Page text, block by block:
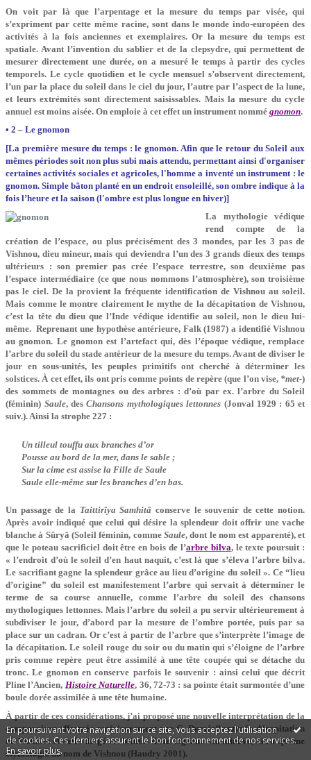
En poursuivant votre navigation sur ce site, vous acceptez l'utilisation
de cookies. Ces derniers assurent le bon fonctionnement de nos services.
En savoir plus.
On voit par là que l’arpentage et la mesure du temps par visée, qui
s’expriment par cette même racine, sont dans le monde indo-européen des
activités à la fois anciennes et exemplaires. Or la mesure du temps est
spatiale. Avant l’invention du sablier et de la clepsydre, qui permettent de
mesurer directement une durée, on a mesuré le temps à partir des cycles
temporels. Le cycle quotidien et le cycle mensuel s’observent directement,
l’un par la place du soleil dans le ciel du jour, l’autre par l’aspect de la lune,
et leurs extrémités sont directement saisissables. Mais la mesure du cycle
annuel est moins aisée. On emploie à cet effet un instrument nommégnomon.
• 2 – Le gnomon
[La première mesure du temps : le gnomon. Afin que le retour du Soleil aux
mêmes périodes soit non plus subi mais attendu, permettant ainsi d'organiser
certaines activités sociales et agricoles, l'homme a inventé un instrument : le
gnomon. Simple bâton planté en un endroit ensoleillé, son ombre indique à la
fois l’heure et la saison (l'ombre est plus longue en hiver)]
La mythologie védique
rend compte de la
création de l’espace, ou plus précisément des 3 mondes, par les 3 pas de
Vishnou, dieu mineur, mais qui deviendra l’un des 3 grands dieux des temps
ultérieurs : son premier pas crée l’espace terrestre, son deuxième pas
l’espace intermédiaire (ce que nous nommons l’atmosphère), son troisième
pas le ciel. De la provient la fréquente identification de Vishnou au soleil.
Mais comme le montre clairement le mythe de la décapitation de Vishnou,
c’est la tête du dieu que l’Inde védique identifie au soleil, non le dieu lui-
même. Reprenant une hypothèse antérieure, Falk (1987) a identifié Vishnou
au gnomon. Le gnomon est l’artefact qui, dès l’époque védique, remplace
l’arbre du soleil du stade antérieur de la mesure du temps. Avant de diviser le
jour en sous-unités, les peuples primitifs ont cherché à déterminer les
solstices. À cet effet, ils ont pris comme points de repère (que l’on vise, *met-)
des sommets de montagnes ou des arbres : d’où par ex. l’arbre du Soleil
(féminin) Saule, desChansons mythologiques lettonnes (Jonval 1929 : 65 et
suiv.). Ainsi la strophe 227 :
Un tilleul touffu aux branches d’or
Pousse au bord de la mer, dans le sable ;
Sur la cime est assise la Fille de Saule
Saule elle-même sur les branches d’en bas.
Un passage de la Taittirîya Samhitâ conserve le souvenir de cette notion.
Après avoir indiqué que celui qui désire la splendeur doit offrir une vache
blanche à Sûryâ (Soleil féminin, commeSaule, dont le nom est apparenté), et
que le poteau sacrificiel doit être en bois de l’arbre bilva, le texte poursuit :
« l’endroit d’où le soleil d’en haut naquit, c’est là que s’éleva l’arbre bilva.
Le sacrifiant gagne la splendeur grâce au lieu d’origine du soleil ». Ce “lieu
d’origine” du soleil est manifestement l’arbre qui servait à déterminer le
terme de sa course annuelle, comme l’arbre du soleil des chansons
mythologiques lettonnes. Mais l’arbre du soleil a pu servir ultérieurement à
subdiviser le jour, d’abord par la mesure de l’ombre portée, puis par sa
place sur un cadran. Or c’est à partir de l’arbre que s’interprète l’image de
la décapitation. Le soleil rouge du soir ou du matin qui s’éloigne de l’arbre
pris comme repère peut être assimilé à une tête coupée qui se détache du
tronc. Le gnomon en conserve parfois le souvenir : ainsi celui que décrit
Pline l’Ancien, Histoire Naturelle, 36, 72-73 : sa pointe était surmontée d’une
boule dorée assimilée à une tête humaine.
À partir de ces considérations, j’ai proposé une nouvelle interprétation de la
comparaison effectuée antérieurement par G. Dumézil entre la décapitation
de Vishnou et celle du géant Mimir de la légende scandinave, ainsi qu'une
étymologie du nom de Vishnou (Haudry 2001).